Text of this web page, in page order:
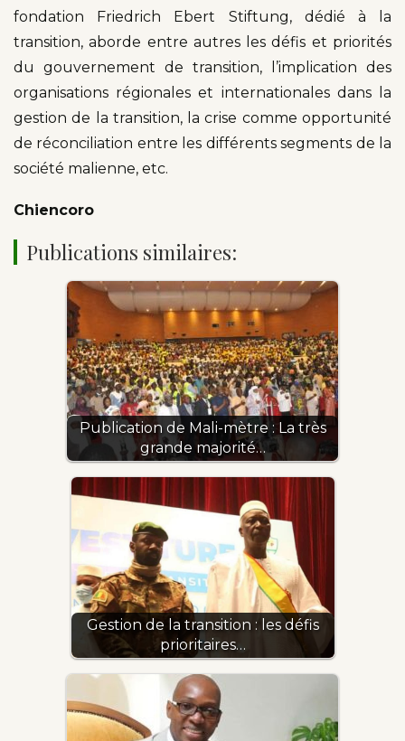
fondation Friedrich Ebert Stiftung, dédié à la
transition, aborde entre autres les défis et priorités
du gouvernement de transition, l’implication des
organisations régionales et internationales dans la
gestion de la transition, la crise comme opportunité
de réconciliation entre les différents segments de la
société malienne, etc.
Chiencoro
Publications similaires:
Publication de Mali-mètre : La très
grande majorité…
Gestion de la transition : les défis
prioritaires…